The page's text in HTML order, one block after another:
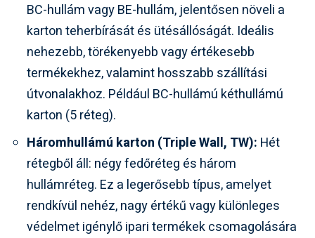
BC-hullám vagy BE-hullám, jelentősen növeli a
karton teherbírását és ütésállóságát. Ideális
nehezebb, törékenyebb vagy értékesebb
termékekhez, valamint hosszabb szállítási
útvonalakhoz. Például BC-hullámú kéthullámú
karton (5 réteg).
Háromhullámú karton (Triple Wall, TW): Hét
rétegből áll: négy fedőréteg és három
hullámréteg. Ez a legerősebb típus, amelyet
rendkívül nehéz, nagy értékű vagy különleges
védelmet igénylő ipari termékek csomagolására